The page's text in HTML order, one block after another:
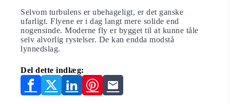
Selvom turbulens er ubehageligt, er det ganske
ufarligt. Flyene er i dag langt mere solide end
nogensinde. Moderne fly er bygget til at kunne tåle
selv alvorlig rystelser. De kan endda modstå
lynnedslag.
Del dette indlæg: